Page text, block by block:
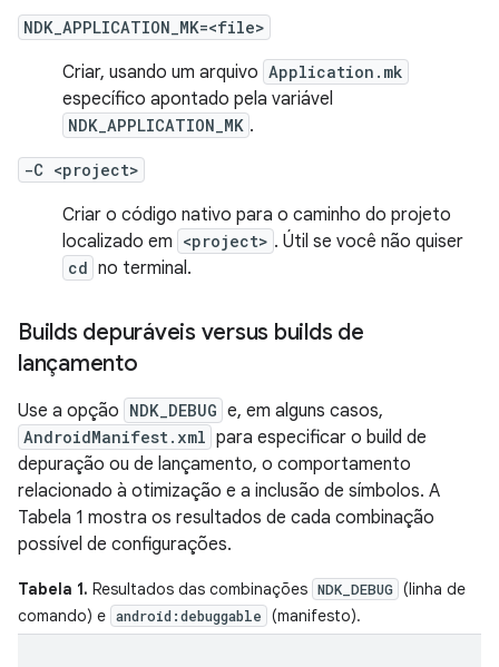
NDK_APPLICATION_MK=<file>
Criar, usando um arquivo Application.mk
específico apontado pela variável
NDK_APPLICATION_MK .
-C <project>
Criar o código nativo para o caminho do projeto
localizado em <project> . Útil se você não quiser
cd no terminal.
Builds depuráveis versus builds de
lançamento
Use a opção NDK_DEBUG e, em alguns casos,
AndroidManifest.xml para especificar o build de
depuração ou de lançamento, o comportamento
relacionado à otimização e a inclusão de símbolos. A
Tabela 1 mostra os resultados de cada combinação
possível de configurações.
Tabela 1. Resultados das combinações NDK_DEBUG (linha de
comando) e android:debuggable (manifesto).